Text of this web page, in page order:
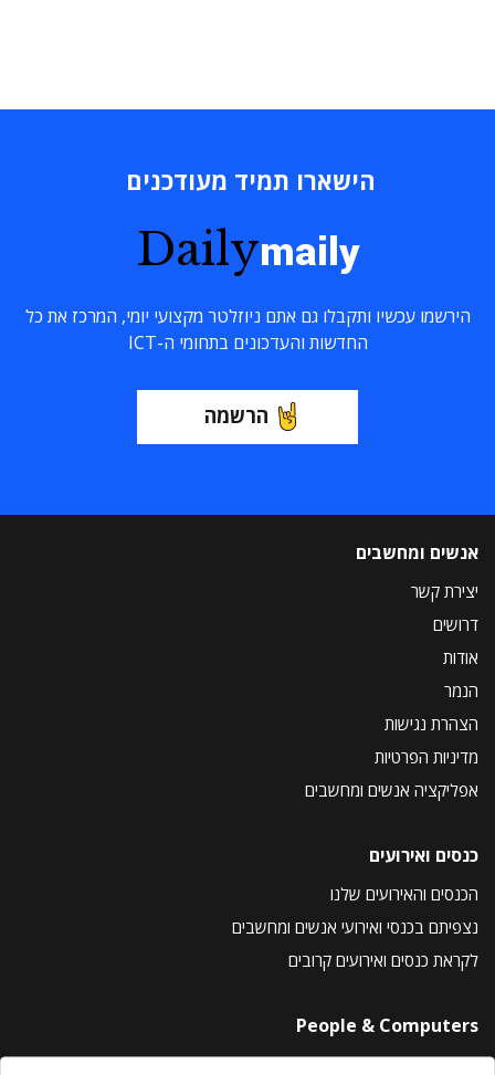
הישארו תמיד מעודכנים
Dailymaily
הירשמו עכשיו ותקבלו גם אתם ניוזלטר מקצועי יומי, המרכז את כל
החדשות והעדכונים בתחומי ה-ICT
הרשמה
אנשים ומחשבים
יצירת קשר
דרושים
אודות
הנמר
הצהרת נגישות
מדיניות הפרטיות
אפליקציה אנשים ומחשבים
כנסים ואירועים
הכנסים והאירועים שלנו
נצפיתם בכנסי ואירועי אנשים ומחשבים
לקראת כנסים ואירועים קרובים
People & Computers
About Us